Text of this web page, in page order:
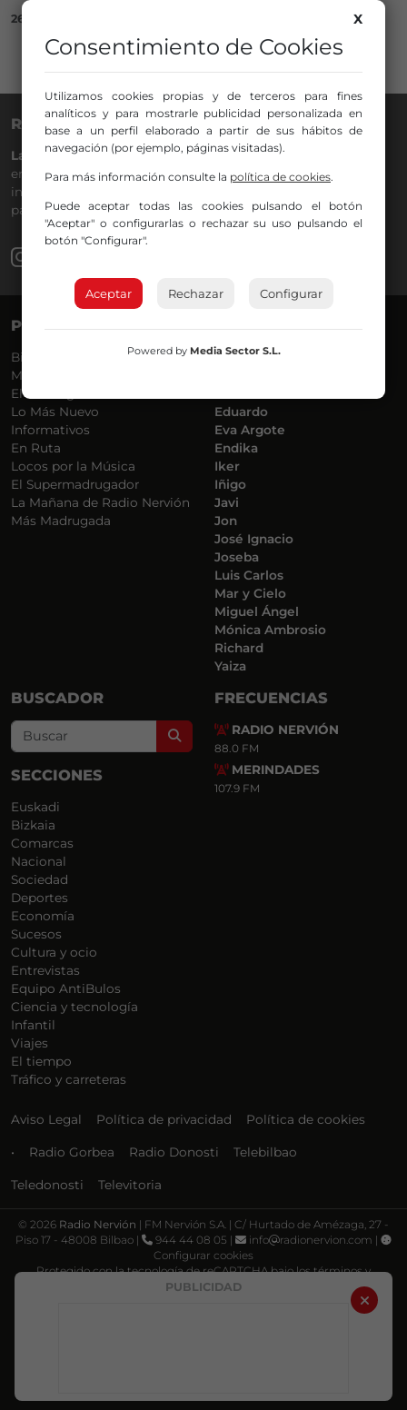
PUBLICIDAD
26/05/2025
RADIO NERVIÓN
La Gran Familia desde hace 40 añosen la88.0
emisora de Bilbao para todos los públicos, con Más Música,
información a menos cinco, deportes, tráfico y la
participación de los oyentes.
PROGRAMAS
Bilbosport
Más Música
El Madrugador
Lo Más Nuevo
Informativos
En Ruta
Locos por la Música
El Supermadrugador
La Mañana de Radio Nervión
Más Madrugada
VOCES
Agurtzane
Eduardo
Eva Argote
Endika
Iker
Iñigo
Javi
Jon
José Ignacio
Joseba
Luis Carlos
Mar y Cielo
Miguel Ángel
Mónica Ambrosio
Richard
Yaiza
BUSCADOR
Search
SECCIONES
Euskadi
Bizkaia
Comarcas
Nacional
Sociedad
Deportes
Economía
Sucesos
Cultura y ocio
Entrevistas
Equipo AntiBulos
Ciencia y tecnología
Infantil
Viajes
El tiempo
Tráfico y carreteras
FRECUENCIAS
RADIO NERVIÓN
88.0 FM
MERINDADES
107.9 FM
Aviso Legal Política de privacidad Política de cookies
• Radio Gorbea Radio Donosti Telebilbao
Teledonosti Televitoria
© 2026 Radio Nervión | FM Nervión S.A. | C/ Hurtado de Amézaga, 27 -
Piso 17 - 48008 Bilbao |
944 44 08 05 | info
radionervion.com |
Configurar cookies
Protegido con la tecnología de reCAPTCHA bajo los términos y
Política de privacidad Términos de servicio
X
Consentimiento de Cookies
Utilizamos cookies propias y de terceros para fines
analíticos y para mostrarle publicidad personalizada en
base a un perfil elaborado a partir de sus hábitos de
navegación (por ejemplo, páginas visitadas).
Para más información consulte la política de cookies.
Puede aceptar todas las cookies pulsando el botón
"Aceptar" o configurarlas o rechazar su uso pulsando el
botón "Configurar".
Aceptar Rechazar Configurar
Powered by Media Sector S.L.